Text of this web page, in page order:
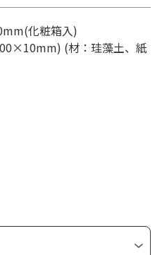
化粧箱入)
(材：珪藻土、紙